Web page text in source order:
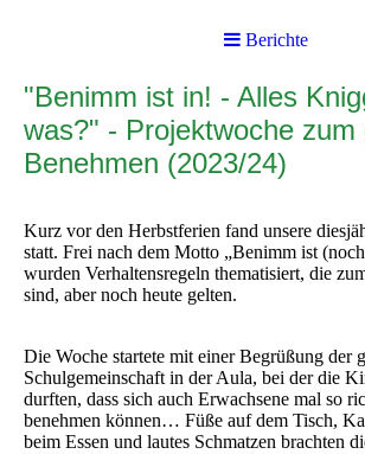
Berichte
"Benimm ist in! - Alles
was?" - Projektwoche zum
Benehmen (2023/24)
Kurz vor den Herbstferien fand unsere
statt. Frei nach dem Motto „Benimm ist
wurden Verhaltensregeln thematisiert, die
sind, aber noch heute gelten.
Die Woche startete mit einer Begrüßung der
Schulgemeinschaft in der Aula, bei der die
durften, dass sich auch Erwachsene mal so
benehmen können… Füße auf dem Tisch,
beim Essen und lautes Schmatzen brachten